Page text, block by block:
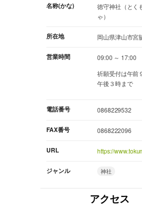
名称(かな)
徳守神社（とく
ゃ）
所在地 岡山県津山市宮
営業時間
09:00 ～ 17:00
祈願受付は午前
午後３時まで
電話番号 0868229532
FAX番号 0868222096
URL https://
ジャンル 神社
アクセス